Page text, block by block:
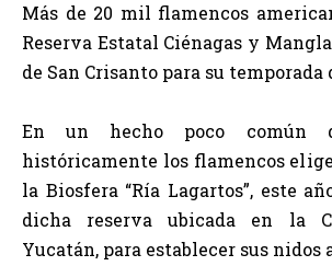
Más de 20 mil flamencos
Reserva Estatal Ciénagas y
de San Crisanto para su temporada
En un hecho poco común
históricamente los flamencos
la Biosfera “Ría Lagartos”, este
dicha reserva ubicada en la
Yucatán, para establecer sus nidos